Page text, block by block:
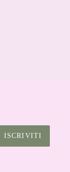
ISCRIVITI